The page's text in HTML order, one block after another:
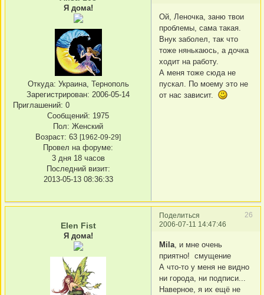
Я дома!
Откуда: Украина, Тернополь
Зарегистрирован: 2006-05-14
Приглашений: 0
Сообщений: 1975
Пол: Женский
Возраст: 63 [1962-09-29]
Провел на форуме:
3 дня 18 часов
Последний визит:
2013-05-13 08:36:33
Ой, Леночка, заню твои
проблемы, сама такая.
Внук заболел, так что
тоже нянькаюсь, а дочка
ходит на работу.
А меня тоже сюда не
пускал. По моему это не
от нас зависит.
Поделиться
26
2006-07-11 14:47:46
Elen Fist
Я дома!
Mila, и мне очень
приятно! смущение
А что-то у меня не видно
ни города, ни подписи...
Наверное, я их ещё не